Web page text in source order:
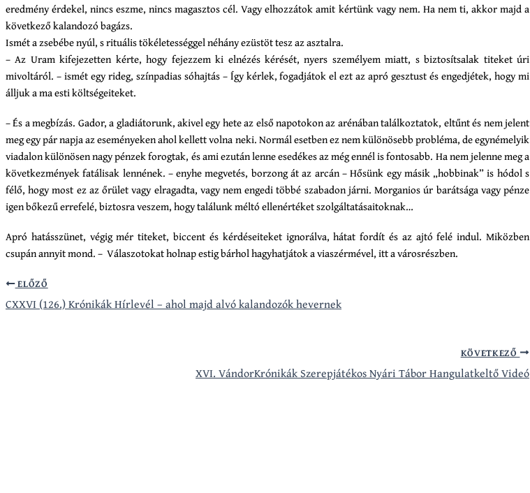
eredmény érdekel, nincs eszme, nincs magasztos cél. Vagy elhozzátok amit kértünk vagy nem. Ha nem ti, akkor majd a
következő kalandozó bagázs.
Ismét a zsebébe nyúl, s rituális tökéletességgel néhány ezüstöt tesz az asztalra.
– Az Uram kifejezetten kérte, hogy fejezzem ki elnézés kérését, nyers személyem miatt, s biztosítsalak titeket úri
mivoltáról. – ismét egy rideg, színpadias sóhajtás – Így kérlek, fogadjátok el ezt az apró gesztust és engedjétek, hogy mi
álljuk a ma esti költségeiteket.
– És a megbízás. Gador, a gladiátorunk, akivel egy hete az első napotokon az arénában találkoztatok, eltűnt és nem jelent
meg egy pár napja az eseményeken ahol kellett volna neki. Normál esetben ez nem különösebb probléma, de egynémelyik
viadalon különösen nagy pénzek forogtak, és ami ezután lenne esedékes az még ennél is fontosabb. Ha nem jelenne meg a
következmények fatálisak lennének. – enyhe megvetés, borzong át az arcán – Hősünk egy másik „hobbinak” is hódol s
félő, hogy most ez az őrület vagy elragadta, vagy nem engedi többé szabadon járni. Morganios úr barátsága vagy pénze
igen bőkezű errefelé, biztosra veszem, hogy találunk méltó ellenértéket szolgáltatásaitoknak…
Apró hatásszünet, végig mér titeket, biccent és kérdéseiteket ignorálva, hátat fordít és az ajtó felé indul. Miközben
csupán annyit mond. – Válaszotokat holnap estig bárhol hagyhatjátok a viaszérmével, itt a városrészben.
ELŐZŐ
CXXVI (126.) Krónikák Hírlevél – ahol majd alvó kalandozók hevernek
KÖVETKEZŐ
XVI. VándorKrónikák Szerepjátékos Nyári Tábor Hangulatkeltő Videó